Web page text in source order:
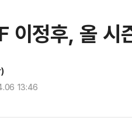
정후, 올 시
13:46